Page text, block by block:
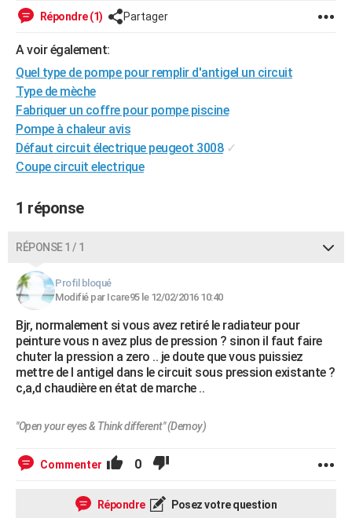
SANTE
Destinations
City break
Voyage nature
Voyage de noces
Forum
Climat
+PHOTO
GUIDES D'ACHAT
BONS PLANS
CARTE DE VOEUX
S'inscrire
Se connecter
Lycées
Collèges
Primaires
Universités
Entreprises
Service militaire
Avis de recherche
AVIS DE DÉCÈS
FORUM
Bricolage
Lifestyle
Culture
Sport
Auto
Television
Voyage
Cinema
Répondre (1) Partager
A voir également:
Quel type de pompe pour remplir d'antigel un circuit
Type de mèche
Fabriquer un coffre pour pompe piscine
Pompe à chaleur avis
Défaut circuit électrique peugeot 3008 ✓
Coupe circuit electrique
1 réponse
RÉPONSE 1 / 1
Profil bloqué
Modifié par Icare95 le 12/02/2016 10:40
Bjr, normalement si vous avez retiré le radiateur pour
peinture vous n avez plus de pression ? sinon il faut faire
chuter la pression a zero .. je doute que vous puissiez
mettre de l antigel dans le circuit sous pression existante ?
c,a,d chaudière en état de marche ..
"Open your eyes & Think different" (Demoy)
Commenter 0
Répondre Posez votre question